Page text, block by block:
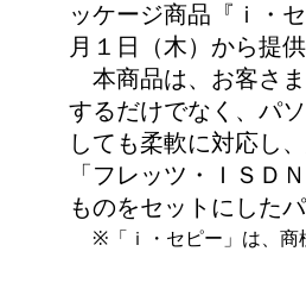
ッケージ商品『ｉ・
月１日（木）から提
本商品は、お客さ
するだけでなく、パ
しても柔軟に対応し
「フレッツ・ＩＳＤ
ものをセットにした
※「ｉ・セピー」は、商